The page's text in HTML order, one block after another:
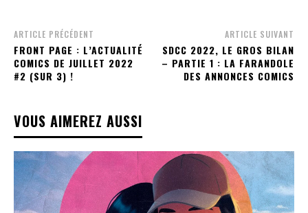
ARTICLE PRÉCÉDENT
FRONT PAGE : L’ACTUALITÉ
COMICS DE JUILLET 2022
#2 (SUR 3) !
ARTICLE SUIVANT
SDCC 2022, LE GROS BILAN
– PARTIE 1 : LA FARANDOLE
DES ANNONCES COMICS
VOUS AIMEREZ AUSSI